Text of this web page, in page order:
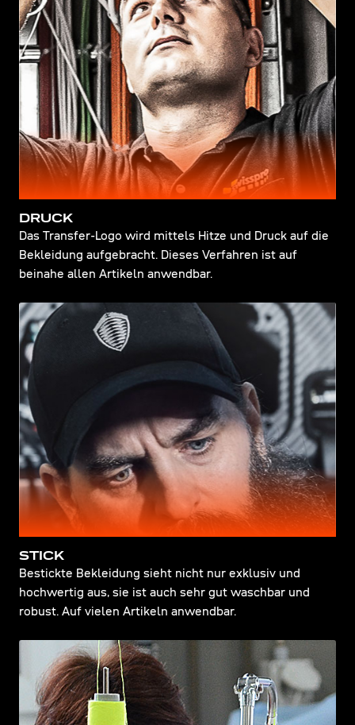
DRUCK
Das Transfer-Logo wird mittels Hitze und Druck auf die
Bekleidung aufgebracht. Dieses Verfahren ist auf
beinahe allen Artikeln anwendbar.
STICK
Bestickte Bekleidung sieht nicht nur exklusiv und
hochwertig aus, sie ist auch sehr gut waschbar und
robust. Auf vielen Artikeln anwendbar.